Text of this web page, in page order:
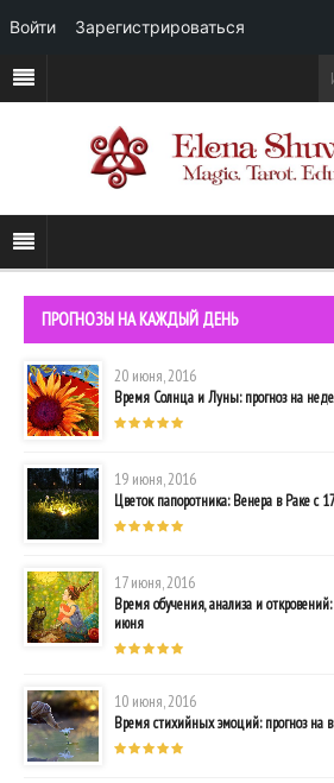
ПРОГНОЗЫ НА КАЖДЫЙ ДЕНЬ
20 июня, 2016
Время Солнца и Луны: прогноз на
19 июня, 2016
Цветок папоротника: Венера в Раке с
17 июня, 2016
Время обучения, анализа и
июня
10 июня, 2016
Время стихийных эмоций: прогноз
Войти Зарегистрироваться